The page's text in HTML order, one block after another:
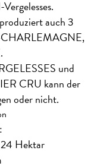
auch 3
und
CRU kann der
oder nicht.
Hektar